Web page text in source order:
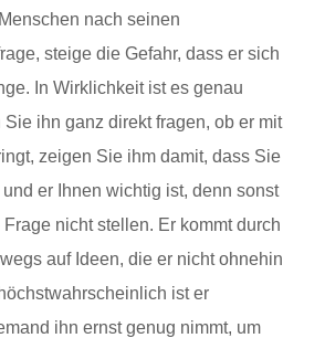
nach seinen
steige die Gefahr, dass er sich
In Wirklichkeit ist es genau
Sie ihn ganz direkt fragen, ob er mit
zeigen Sie ihm damit, dass Sie
er Ihnen wichtig ist, denn sonst
nicht stellen. Er kommt durch
auf Ideen, die er nicht ohnehin
ist er
ihn ernst genug nimmt, um